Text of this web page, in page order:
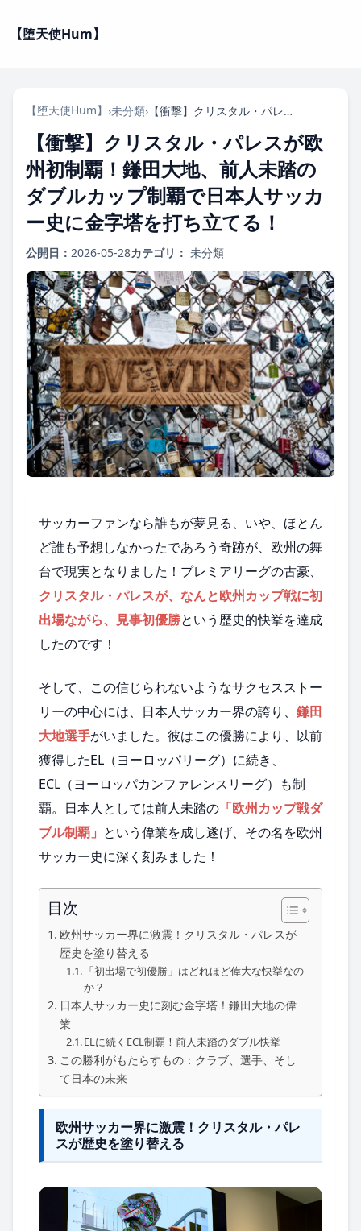
【堕天使Hum】
【堕天使Hum】 ›未分類› 【衝撃】クリスタル・パレスが欧州初制覇！鎌田大地、前人未踏のダブルカップ制覇で日本人サッカー史に金字塔を打ち立てる！
【衝撃】クリスタル・パレスが欧
州初制覇！鎌田大地、前人未踏の
ダブルカップ制覇で日本人サッカ
ー史に金字塔を打ち立てる！
公開日： 2026-05-28カテゴリ： 未分類
サッカーファンなら誰もが夢見る、いや、ほとん
ど誰も予想しなかったであろう奇跡が、欧州の舞
台で現実となりました！プレミアリーグの古豪、
クリスタル・パレスが、なんと欧州カップ戦に初
出場ながら、見事初優勝という歴史的快挙を達成
したのです！
そして、この信じられないようなサクセスストー
リーの中心には、日本人サッカー界の誇り、 鎌田
大地選手がいました。彼はこの優勝により、以前
獲得したEL（ヨーロッパリーグ）に続き、
ECL（ヨーロッパカンファレンスリーグ）も制
覇。日本人としては前人未踏の 「欧州カップ戦ダ
ブル制覇」 という偉業を成し遂げ、その名を欧州
サッカー史に深く刻みました！
目次
欧州サッカー界に激震！クリスタル・パレスが
歴史を塗り替える
「初出場で初優勝」はどれほど偉大な快挙なの
か？
日本人サッカー史に刻む金字塔！鎌田大地の偉
業
ELに続くECL制覇！前人未踏のダブル快挙
この勝利がもたらすもの：クラブ、選手、そし
て日本の未来
欧州サッカー界に激震！クリスタル・パレ
スが歴史を塗り替える